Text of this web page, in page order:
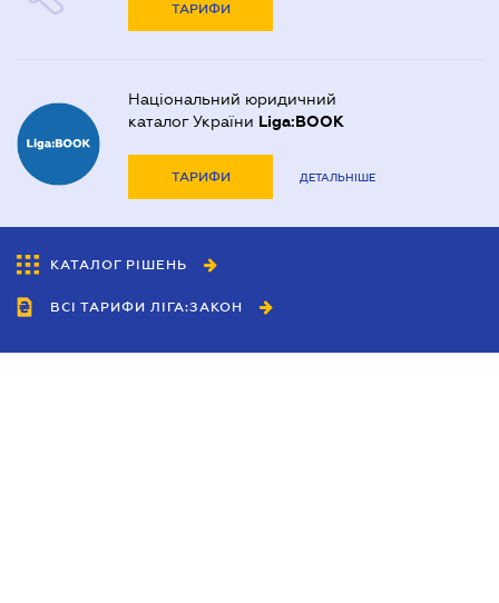
ТАРИФИ
Національний юридичний
каталог України Liga:BOOK
ТАРИФИ ДЕТАЛЬНІШЕ
КАТАЛОГ РІШЕНЬ
ВСІ ТАРИФИ ЛІГА:ЗАКОН